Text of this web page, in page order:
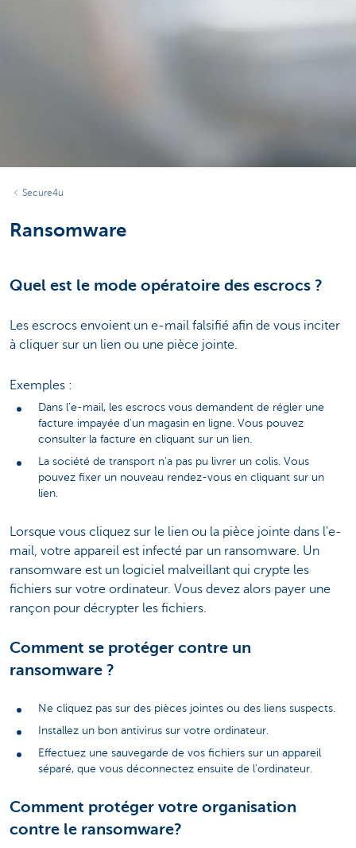
Secure4u
Ransomware
Quel est le mode opératoire des escrocs ?
Les escrocs envoient un e-mail falsifié afin de vous inciter
à cliquer sur un lien ou une pièce jointe.
Exemples :
Dans l'e-mail, les escrocs vous demandent de régler une
facture impayée d'un magasin en ligne. Vous pouvez
consulter la facture en cliquant sur un lien.
La société de transport n'a pas pu livrer un colis. Vous
pouvez fixer un nouveau rendez-vous en cliquant sur un
lien.
Lorsque vous cliquez sur le lien ou la pièce jointe dans l'e-
mail, votre appareil est infecté par un ransomware. Un
ransomware est un logiciel malveillant qui crypte les
fichiers sur votre ordinateur. Vous devez alors payer une
rançon pour décrypter les fichiers.
Comment se protéger contre un
ransomware ?
Ne cliquez pas sur des pièces jointes ou des liens suspects.
Installez un bon antivirus sur votre ordinateur.
Effectuez une sauvegarde de vos fichiers sur un appareil
séparé, que vous déconnectez ensuite de l'ordinateur.
Comment protéger votre organisation
contre le ransomware?